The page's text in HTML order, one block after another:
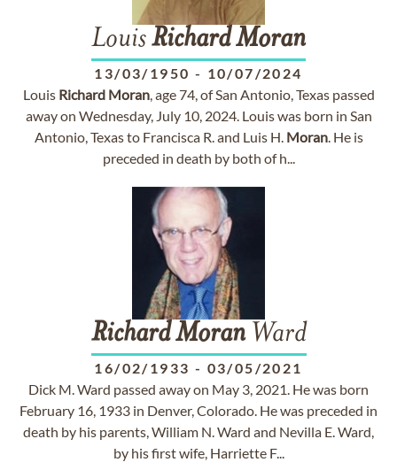
LouisRichardMoran
13/03/1950 - 10/07/2024
Louis Richard Moran, age 74, of San Antonio, Texas passed
away on Wednesday, July 10, 2024. Louis was born in San
Antonio, Texas to Francisca R. and Luis H. Moran. He is
preceded in death by both of h...
Richard MoranWard
16/02/1933 - 03/05/2021
Dick M. Ward passed away on May 3, 2021. He was born
February 16, 1933 in Denver, Colorado. He was preceded in
death by his parents, William N. Ward and Nevilla E. Ward,
by his first wife, Harriette F...